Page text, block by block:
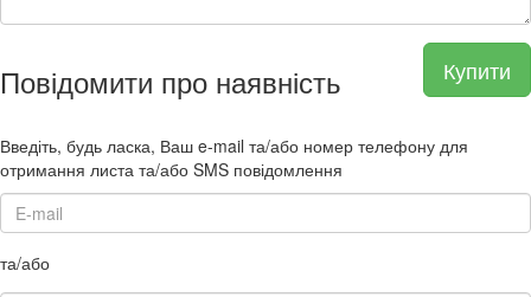
Купити
Повідомити про наявність
Введіть, будь ласка, Ваш e-mail та/або номер телефону для
отримання листа та/або SMS повідомлення
та/або